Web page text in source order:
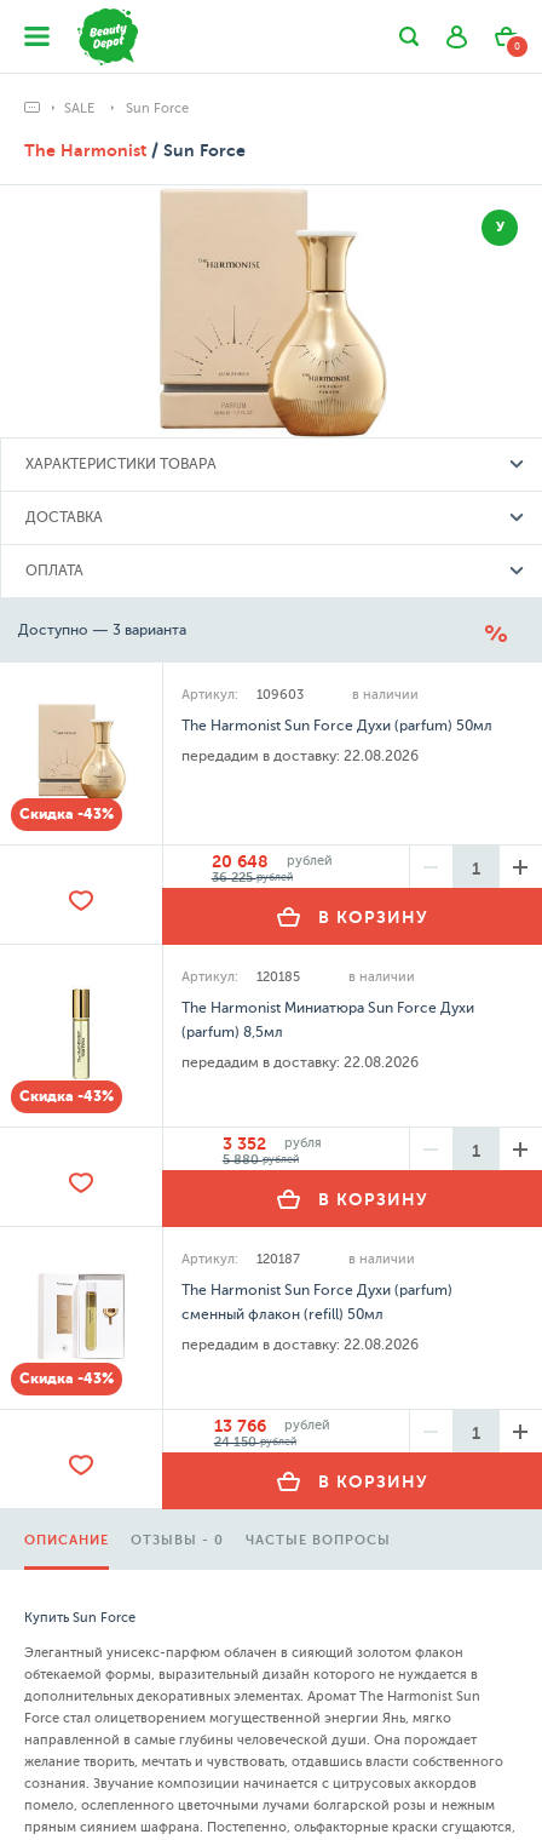
0
SALE Sun Force
The Harmonist / Sun Force
У
ХАРАКТЕРИСТИКИ ТОВАРА
ДОСТАВКА
ОПЛАТА
Доступно — 3 варианта
Скидка -43%
Артикул: 109603 в наличии
The Harmonist Sun Force Духи (parfum) 50мл
передадим в доставку: 22.08.2026
20 648
рублей
36 225рублей
В КОРЗИНУ
Скидка -43%
Артикул: 120185 в наличии
The Harmonist Миниатюра Sun Force Духи
(parfum) 8,5мл
передадим в доставку: 22.08.2026
3 352
рубля
5 880рублей
В КОРЗИНУ
Скидка -43%
Артикул: 120187 в наличии
The Harmonist Sun Force Духи (parfum)
сменный флакон (refill) 50мл
передадим в доставку: 22.08.2026
13 766
рублей
24 150рублей
В КОРЗИНУ
ОПИСАНИЕ ОТЗЫВЫ - 0 ЧАСТЫЕ ВОПРОСЫ
Купить Sun Force
Элегантный унисекс-парфюм облачен в сияющий золотом флакон
обтекаемой формы, выразительный дизайн которого не нуждается в
дополнительных декоративных элементах. Аромат The Harmonist Sun
Force стал олицетворением могущественной энергии Янь, мягко
направленной в самые глубины человеческой души. Она порождает
желание творить, мечтать и чувствовать, отдавшись власти собственного
сознания. Звучание композиции начинается с цитрусовых аккордов
помело, ослепленного цветочными лучами болгарской розы и нежным
пряным сиянием шафрана. Постепенно, ольфакторные краски сгущаются,